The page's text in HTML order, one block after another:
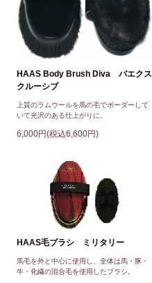
HAAS Body Brush Diva バエクス
クルーシブ
上質のラムウールを馬の毛でボーダーして
いて光沢のある仕上がりに。
6,000円(税込6,600円)
HAAS毛ブラシ ミリタリー
馬毛を外と中心に使用し、全体は馬・豚・
牛・化繊の混合毛を使用したブラシ。